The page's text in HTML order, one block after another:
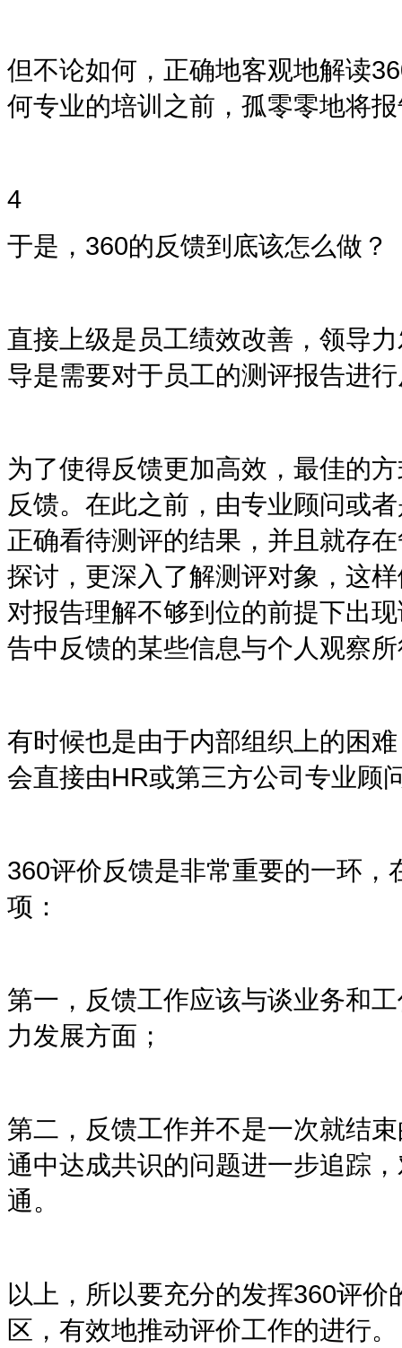
但不论如何，正确地客观地解读
何专业的培训之前，孤零零地将
4
于是， 360的反馈到底该怎么做？
直接上级是员工绩效改善，领导
导是需要对于员工的测评报告进
为了使得反馈更加高效，最佳的
反馈。在此之前，由专业顾问或
正确看待测评的结果，并且就存
探讨，更深入了解测评对象，这
对报告理解不够到位的前提下出
告中反馈的某些信息与个人观察
有时候也是由于内部组织上的困
会直接由HR或第三方公司专业顾
360评价反馈是非常重要的一环，
项：
第一，反馈工作应该与谈业务和
力发展方面；
第二，反馈工作并不是一次就结
通中达成共识的问题进一步追踪
通。
以上，所以要充分的发挥360评价
区，有效地推动评价工作的进行。